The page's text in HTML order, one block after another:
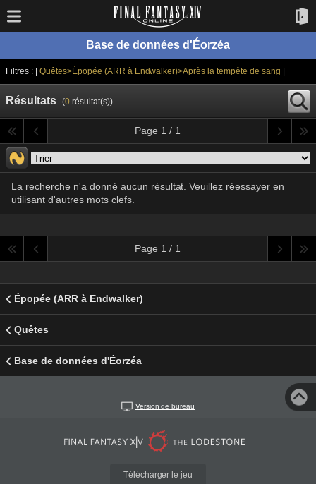
Base de données d'Éorzéa
Filtres : | Quêtes>Épopée (ARR à Endwalker)>Après la tempête de sang
Résultats (0résultat(s))
Page 1 / 1
La recherche n'a donné aucun résultat. Veuillez réessayer en
utilisant d'autres mots clefs.
Page 1 / 1
Épopée (ARR à Endwalker)
Quêtes
Base de données d'Éorzéa
Version de bureau
Télécharger le jeu